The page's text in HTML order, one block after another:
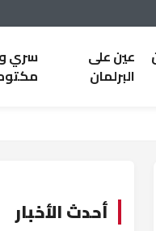
عين على
البرلمان
سري و
أحدث الأخبار